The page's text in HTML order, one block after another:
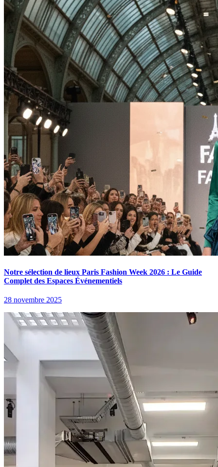
Notre sélection de lieux Paris Fashion Week 2026 : Le Guide
Complet des Espaces Événementiels
28 novembre 2025